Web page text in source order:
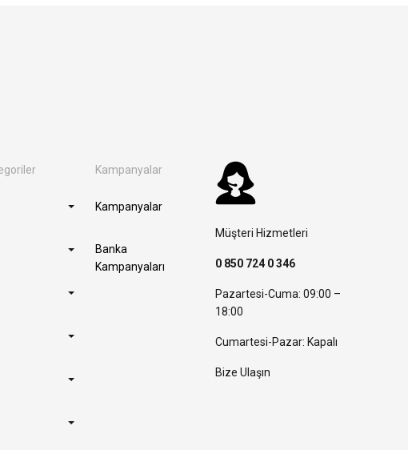
Kampanyalar
Kampanyalar
Banka
Kampanyaları
Müşteri Hizmetleri
0 850 724 0 346
Pazartesi-Cuma: 09:00 –
18:00
Cumartesi-Pazar: Kapalı
Bize Ulaşın